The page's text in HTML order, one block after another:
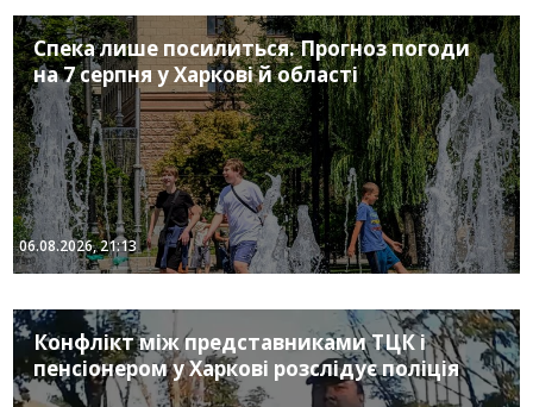
Спека лише посилиться. Прогноз погоди
на 7 серпня у Харкові й області
06.08.2026, 21:13
Конфлікт між представниками ТЦК і
пенсіонером у Харкові розслідує поліція